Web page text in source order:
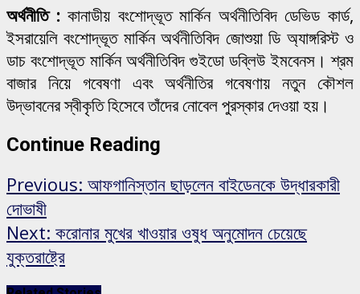
অর্থনীতি :কানাডীয় বংশোদ্ভূত মার্কিন অর্থনীতিবিদ ডেভিড কার্ড,
ইসরায়েলি বংশোদ্ভূত মার্কিন অর্থনীতিবিদ জোশুয়া ডি অ্যাঙ্গরিস্ট ও
ডাচ বংশোদ্ভূত মার্কিন অর্থনীতিবিদ গুইডো ডব্লিউ ইমবেনস। শ্রম
বাজার নিয়ে গবেষণা এবং অর্থনীতির গবেষণায় নতুন কৌশল
উদ্ভাবনের স্বীকৃতি হিসেবে তাঁদের নোবেল পুরস্কার দেওয়া হয়।
Continue Reading
Previous: আফগানিস্তান ছাড়লেন বাইডেনকে উদ্ধারকারী
দোভাষী
Next: করোনার মুখের খাওয়ার ওষুধ অনুমোদন চেয়েছে
যুক্তরাষ্ট্রে